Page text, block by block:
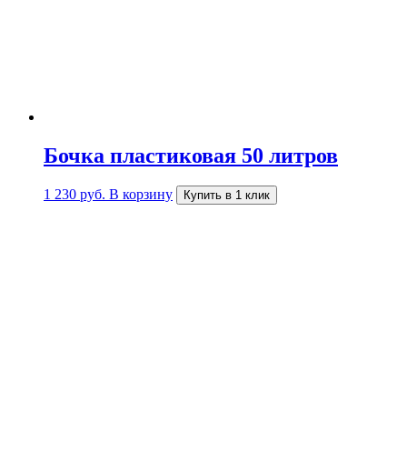
Бочка пластиковая 50 литров
1 230 руб. В корзину Купить в 1 клик